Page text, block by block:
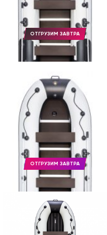
ОТГРУЗИМ ЗАВТРА
ОТГРУЗИМ ЗАВТРА